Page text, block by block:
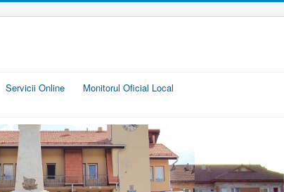
Servicii Online Monitorul Oficial Local